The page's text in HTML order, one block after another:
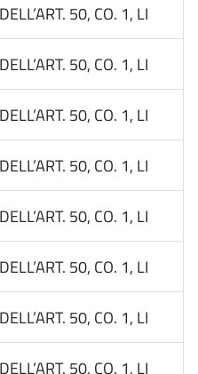
50, CO. 1, LETT.
50, CO. 1, LETT.
50, CO. 1, LETT.
50, CO. 1, LETT.
50, CO. 1, LETT.
50, CO. 1, LETT.
50, CO. 1, LETT.
50, CO. 1, LETT.